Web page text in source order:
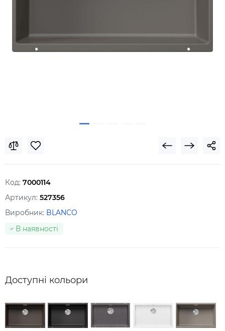
Код: 7000114
Артикул: 527356
Виробник: BLANCO
В наявності
Доступні кольори